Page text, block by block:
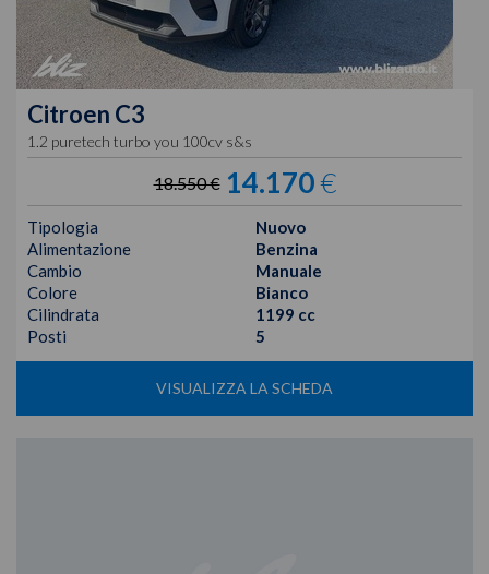
Citroen C3
1.2 puretech turbo you 100cv s&s
18.550 € 14.170€
Tipologia
Nuovo
Alimentazione
Benzina
Cambio
Manuale
Colore
Bianco
Cilindrata
1199 cc
Posti
5
VISUALIZZA LA SCHEDA